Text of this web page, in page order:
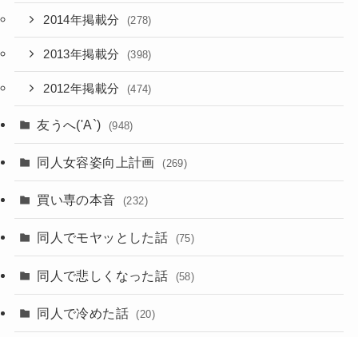
2014年掲載分 (278)
2013年掲載分 (398)
2012年掲載分 (474)
友うへ('A`) (948)
同人女容姿向上計画 (269)
買い専の本音 (232)
同人でモヤッとした話 (75)
同人で悲しくなった話 (58)
同人で冷めた話 (20)